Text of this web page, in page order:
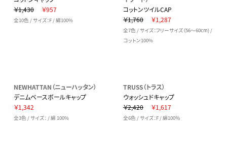
￥1,430
￥957
全10色 / サイズ：F / 綿100%
コットンツイルCAP
￥1,760
￥1,287
全7色 / サイズ：フリーサイズ（56～60cm) /
コットン100%
NEWHATTAN（ニューハッタン）
デニムベースボールキャップ
￥1,342
全3色 / サイズ： / 綿 100%
TRUSS（トラス）
ウォッシュドキャップ
￥2,420
￥1,617
全6色 / サイズ：F / 綿100％